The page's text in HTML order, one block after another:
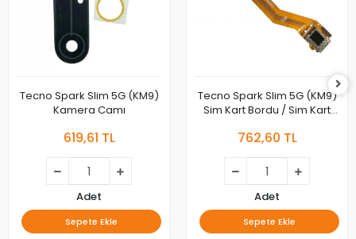
Tecno Spark Slim 5G (KM9)
Kamera Camı
619,61 TL
Adet
Sepete Ekle
Tecno Spark Slim 5G (KM9)
Sim Kart Bordu / Sim Kart
762,60 TL
Adet
Sepete Ekle